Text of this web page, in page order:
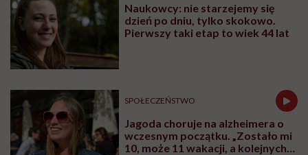
Naukowcy: nie starzejemy się
dzień po dniu, tylko skokowo.
Pierwszy taki etap to wiek 44 lat
SPOŁECZEŃSTWO
Jagoda choruje na alzheimera o
wczesnym początku. „Zostało mi
10, może 11 wakacji, a kolejnych